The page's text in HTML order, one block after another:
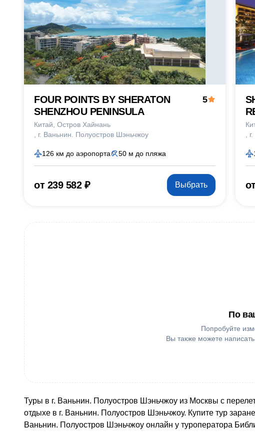
FOUR POINTS BY SHERATON
SHENZHOU PENINSULA
Китай Остров Хайнань
г. Ваньнин. Полуостров Шэньчжоу
5
126 км до аэропорта 50 м до пляжа
от 239 582 ₽ Выбрать
По
Попробуйте
Вы также можете
Туры в г. Ваньнин. Полуостров Шэньчжоу из Москвы с
отдыхе в г. Ваньнин. Полуостров Шэньчжоу. Купите тур
Ваньнин. Полуостров Шэньчжоу онлайн у туроператора